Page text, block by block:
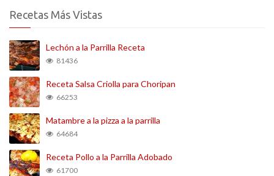
Recetas Más Vistas
Lechón a la Parrilla Receta
81436
Receta Salsa Criolla para Choripan
66253
Matambre a la pizza a la parrilla
64684
Receta Pollo a la Parrilla Adobado
61700